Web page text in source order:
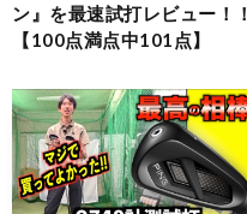
ン』を最速試打レビュー！！
【100点満点中101点】